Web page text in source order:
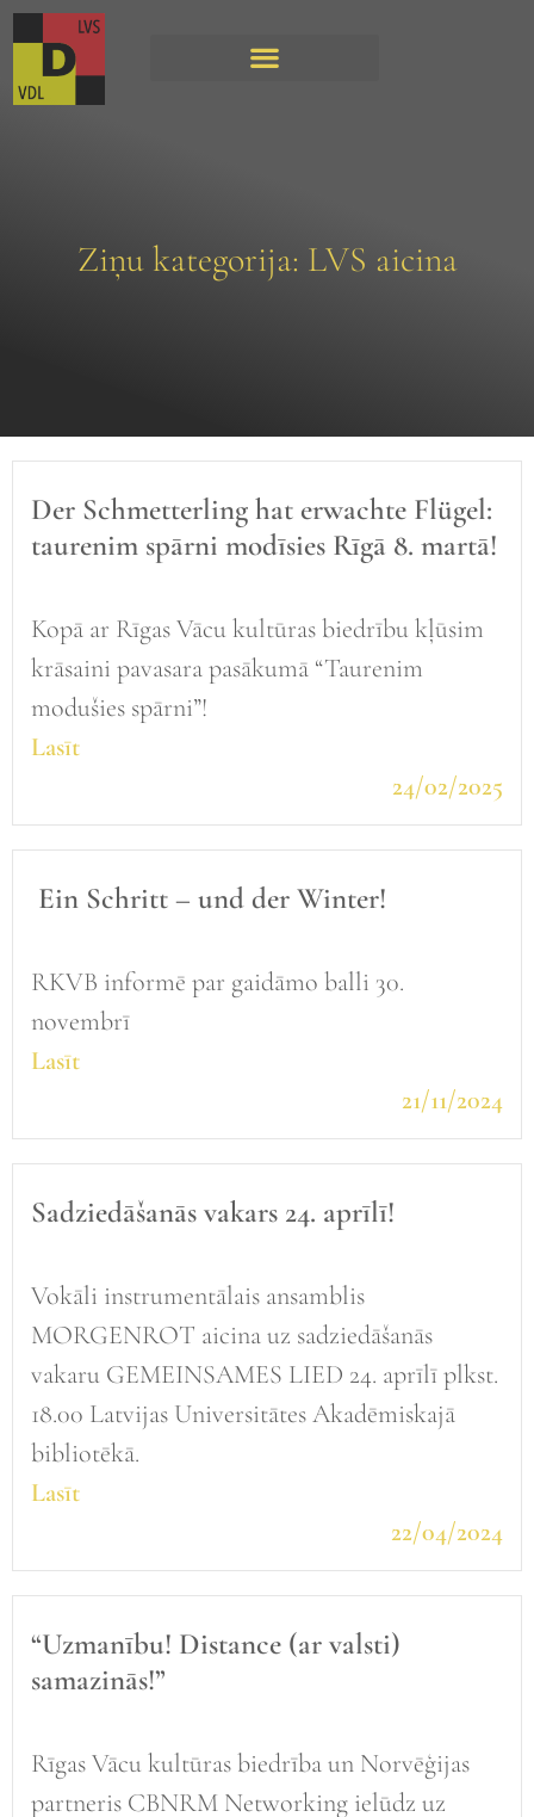
Ziņu kategorija: LVS aicina
Der Schmetterling hat erwachte Flügel:
taurenim spārni modīsies Rīgā 8. martā!
Kopā ar Rīgas Vācu kultūras biedrību kļūsim
krāsaini pavasara pasākumā “Taurenim
modušies spārni”!
Lasīt
24/02/2025
Ein Schritt – und der Winter!
RKVB informē par gaidāmo balli 30.
novembrī
Lasīt
21/11/2024
Sadziedāšanās vakars 24. aprīlī!
Vokāli instrumentālais ansamblis
MORGENROT aicina uz sadziedāšanās
vakaru GEMEINSAMES LIED 24. aprīlī plkst.
18.00 Latvijas Universitātes Akadēmiskajā
bibliotēkā.
Lasīt
22/04/2024
“Uzmanību! Distance (ar valsti)
samazinās!”
Rīgas Vācu kultūras biedrība un Norvēģijas
partneris CBNRM Networking ielūdz uz